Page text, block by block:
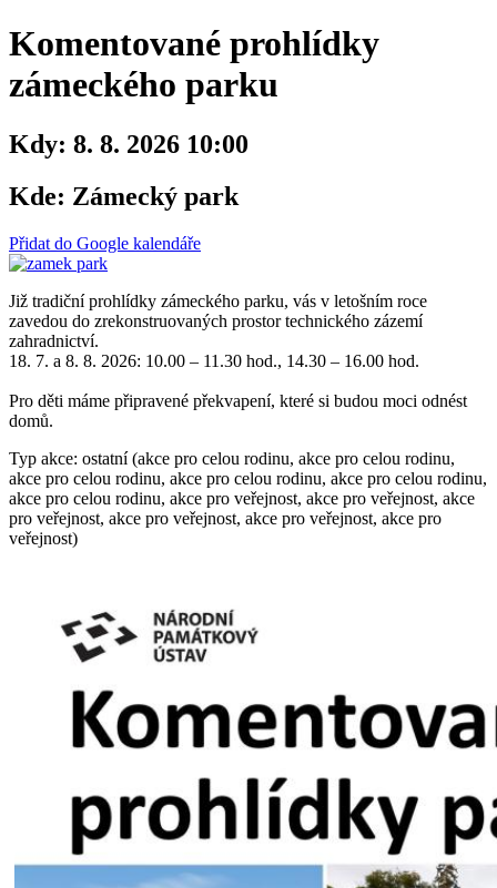
Komentované prohlídky
zámeckého parku
Kdy: 8. 8. 2026 10:00
Kde: Zámecký park
Přidat do Google kalendáře
Již tradiční prohlídky zámeckého parku, vás v letošním roce
zavedou do zrekonstruovaných prostor technického zázemí
zahradnictví.
18. 7. a 8. 8. 2026: 10.00 – 11.30 hod., 14.30 – 16.00 hod.
Pro děti máme připravené překvapení, které si budou moci odnést
domů.
Typ akce: ostatní (akce pro celou rodinu, akce pro celou rodinu,
akce pro celou rodinu, akce pro celou rodinu, akce pro celou rodinu,
akce pro celou rodinu, akce pro veřejnost, akce pro veřejnost, akce
pro veřejnost, akce pro veřejnost, akce pro veřejnost, akce pro
veřejnost)